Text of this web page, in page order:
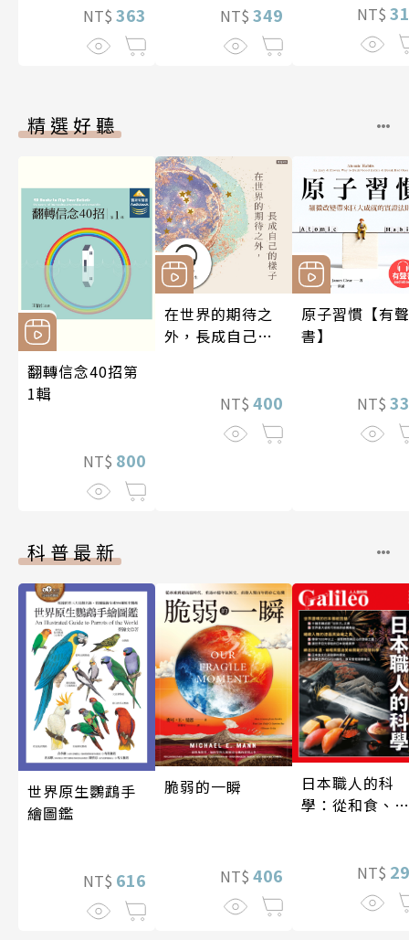
動」，遠離小腹
凸出、肩頸僵
硬、慢性疼痛
NT$ 363 NT$ 349 NT$
精選好聽
翻轉信念40招第
1輯
NT$ 800
在世界的期待之
外，長成自己的
NT$ 400
原子習慣【有聲
書】
NT$
科普最新
世界原生鸚鵡手
繪圖鑑
NT$ 616
脆弱的一瞬
NT$ 406
日本職人的科
學：從和食、清
技藝的祕密 人
伽利略45
NT$